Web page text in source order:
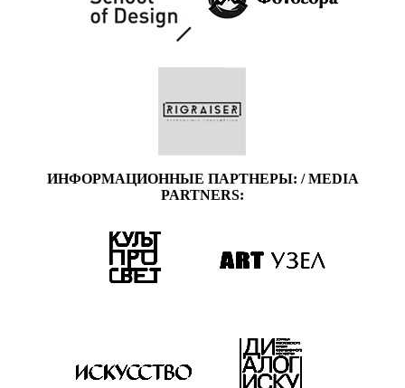
ИНФОРМАЦИОННЫЕ ПАРТНЕРЫ: / MEDIA
PARTNERS: